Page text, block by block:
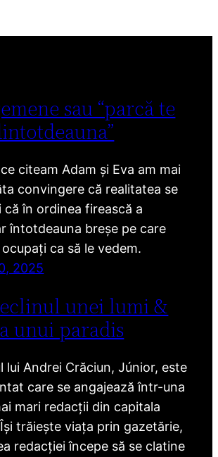
sau “parcă te
citeam Adam și Eva am mai
convingere că realitatea se
că în ordinea firească a
întotdeauna breșe pe care
ca să le vedem.
2025
unei lumi &
unui paradis
lui Andrei Crăciun, Júnior, este
care se angajează într-una
mari redacții din capitala
trăiește viața prin gazetărie,
redacției începe să se clatine